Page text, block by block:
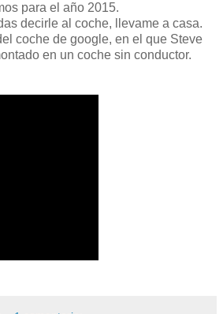
para el año 2015.
decirle al coche, llevame a casa.
coche de google, en el que Steve
en un coche sin conductor.